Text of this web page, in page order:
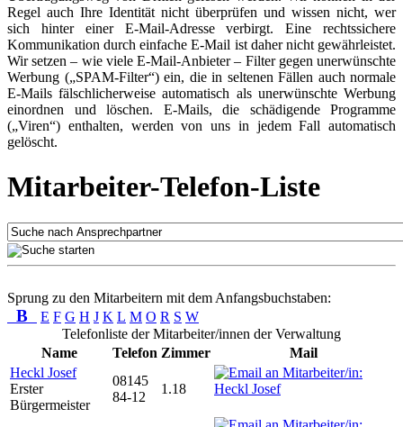
Regel auch Ihre Identität nicht überprüfen und wissen nicht, wer
sich hinter einer E-Mail-Adresse verbirgt. Eine rechtssichere
Kommunikation durch einfache E-Mail ist daher nicht gewährleistet.
Wir setzen – wie viele E-Mail-Anbieter – Filter gegen unerwünschte
Werbung („SPAM-Filter“) ein, die in seltenen Fällen auch normale
E-Mails fälschlicherweise automatisch als unerwünschte Werbung
einordnen und löschen. E-Mails, die schädigende Programme
(„Viren“) enthalten, werden von uns in jedem Fall automatisch
gelöscht.
Mitarbeiter-Telefon-Liste
Sprung zu den Mitarbeitern mit dem Anfangsbuchstaben:
B E F G H J K L M O R S W
Telefonliste der Mitarbeiter/innen der Verwaltung
Name
Telefon Zimmer
Mail
Heckl Josef
Erster
Bürgermeister
08145
84-12
1.18